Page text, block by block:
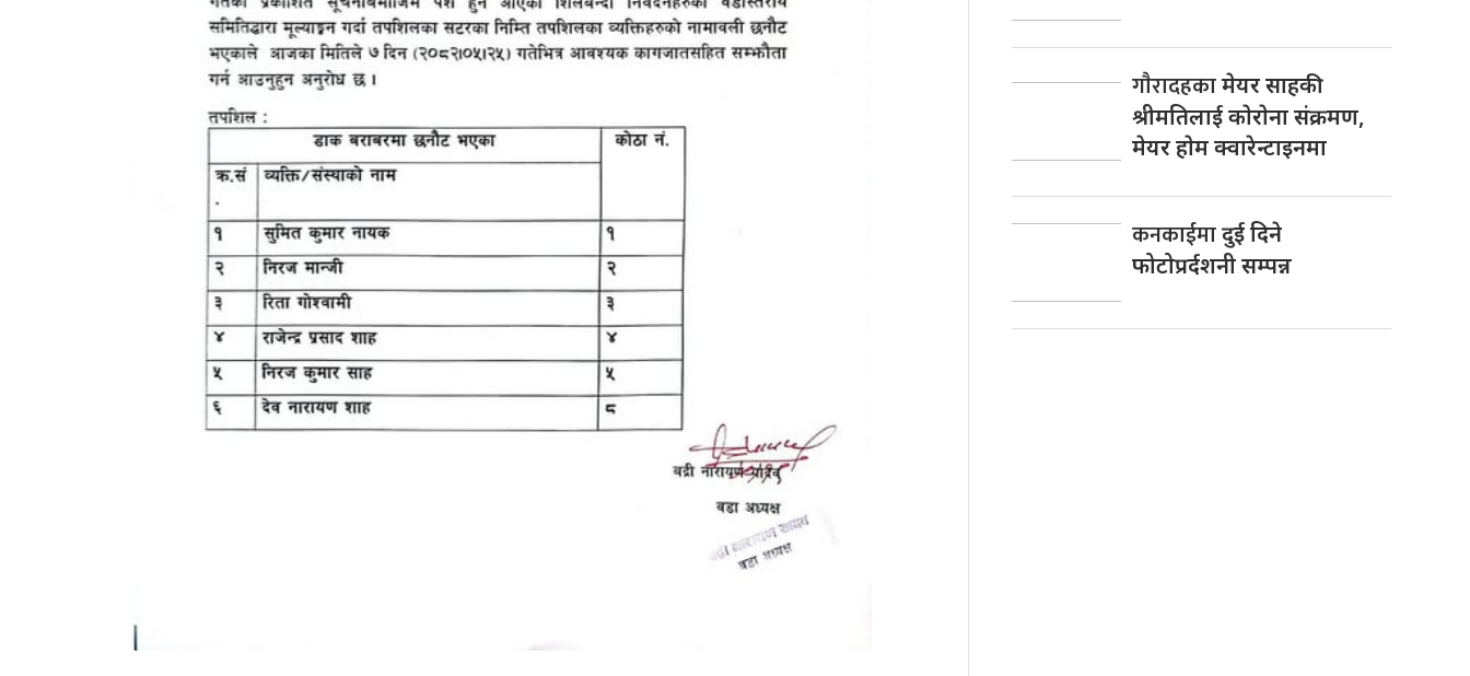
गाैरादहकामेयर साहकी
श्रीमतिलाई काेराेना संक्रमण,
मेयर हाेम क्वारेन्टाइनमा
कनकाईमादुई दिने
फोटोप्रर्दशनी सम्पन्न